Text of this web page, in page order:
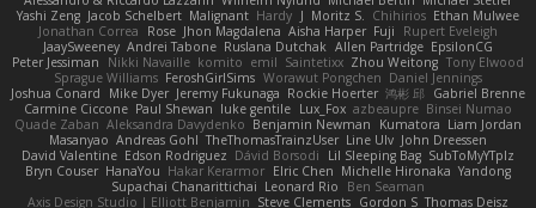
Yashi Zeng Jacob Schelbert Malignant Hardy J Moritz S. Chihirios Ethan Mulwee
Jonathan Correa
Rose Jhon Magdalena Aisha Harper Fuji
Rupert Eveleigh
JaaySweeney Andrei Tabone Ruslana Dutchak Allen Partridge EpsilonCG
Peter Jessiman
Nikki Navaille komito emil Saintetixx Zhou Weitong Tony Elwood
Sprague Williams FeroshGirlSims Worawut Pongchen Daniel Jennings
Joshua Conard
Mike Dyer Jeremy Fukunaga Rockie Hoerter 鸿彬 邱 Gabriel Brenne
Carmine Ciccone Paul Shewan luke gentile Lux_Fox azbeaupre Binsei Numao
Quade Zaban Aleksandra Davydenko Benjamin Newman Kumatora Liam Jordan
Masanyao Andreas Gohl TheThomasTrainzUser Line Ulv John Dreessen
David Valentine Edson Rodriguez Dávid Borsodi Lil Sleeping Bag SubToMyYTplz
Bryn Couser HanaYou Hakar Kerarmor Elric Chen Michelle Hironaka Yandong
Supachai Chanarittichai Leonard Rio
Ben Seaman
Axis Design Studio | Elliott Benjamin Steve Clements Gordon S Thomas Deisz